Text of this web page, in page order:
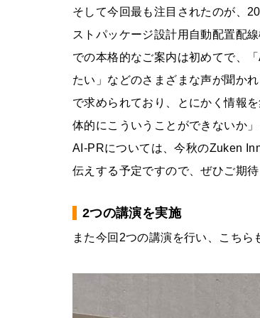
そして今回最も注目されたのが、
ストパッケージ設計用自動配置配
での本格的なご案内は初めてで、
たい」などのさまざまな声が聞か
で求められており、とにかく情報
体的にこういうことができないか
AI-PRについては、今秋のZuken
伝えする予定ですので、ぜひご期待
2つの講演を実施
また今回2つの講演を行い、こちら